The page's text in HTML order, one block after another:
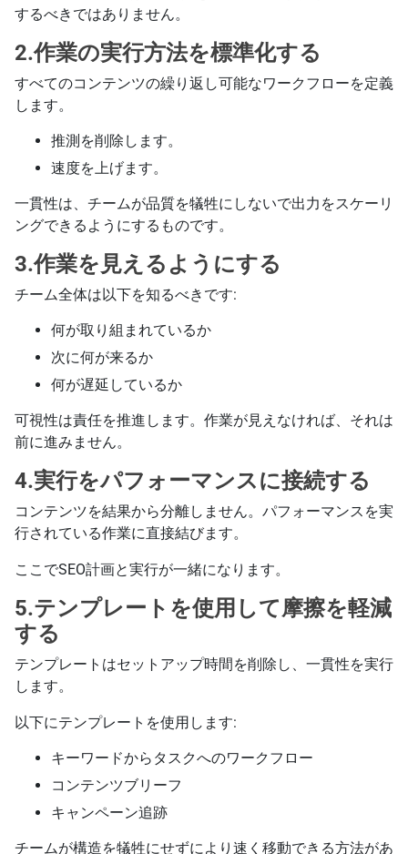
するべきではありません。
2.作業の実行方法を標準化する
すべてのコンテンツの繰り返し可能なワークフローを定義
します。
推測を削除します。
速度を上げます。
一貫性は、チームが品質を犠牲にしないで出力をスケーリ
ングできるようにするものです。
3.作業を見えるようにする
チーム全体は以下を知るべきです:
何が取り組まれているか
次に何が来るか
何が遅延しているか
可視性は責任を推進します。作業が見えなければ、それは
前に進みません。
4.実行をパフォーマンスに接続する
コンテンツを結果から分離しません。パフォーマンスを実
行されている作業に直接結びます。
ここでSEO計画と実行が一緒になります。
5.テンプレートを使用して摩擦を軽減
する
テンプレートはセットアップ時間を削除し、一貫性を実行
します。
以下にテンプレートを使用します:
キーワードからタスクへのワークフロー
コンテンツブリーフ
キャンペーン追跡
チームが構造を犠牲にせずにより速く移動できる方法があ